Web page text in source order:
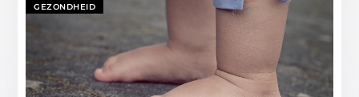
GEZONDHEID